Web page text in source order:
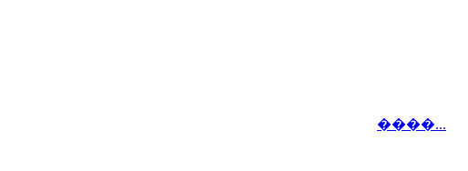
����...